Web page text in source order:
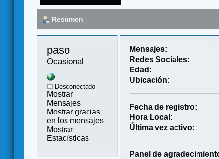
Resumen
paso
Ocasional
Desconectado
Mostrar
Mensajes
Mostrar gracias
en los mensajes
Mostrar
Estadísticas
Mensajes:
Redes Sociales:
Edad:
Ubicación:
Fecha de registro:
Hora Local:
Última vez activo:
Panel de